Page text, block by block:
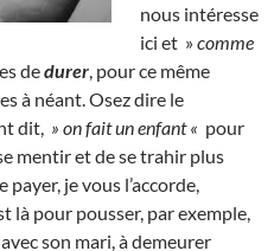
nous intéresse
ici et »comme
dedurer , pour ce même
à néant. Osez dire le
dit, » on fait un enfant « pour
mentir et de se trahir plus
payer, je vous l’accorde,
là pour pousser, par exemple,
son mari, à demeurer